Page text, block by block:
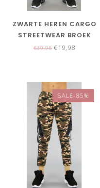
ZWARTE HEREN CARGO
STREETWEAR BROEK
€39,95 €19,98
SALE-85%